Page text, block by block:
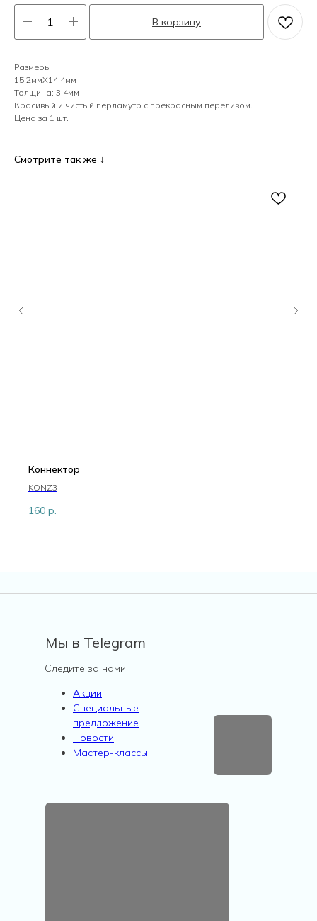
Жемчуг В корзину
Размеры:
15.2ммХ14.4мм
Толщина: 3.4мм
Красивый и чистый перламутр с прекрасным переливом.
Цена за 1 шт.
Смотрите так же ↓
Коннектор
KONZ3
160 р.
Следите за нами:
Акции
Специальные
предложение
Новости
Мастер-классы
Мы в Telegram